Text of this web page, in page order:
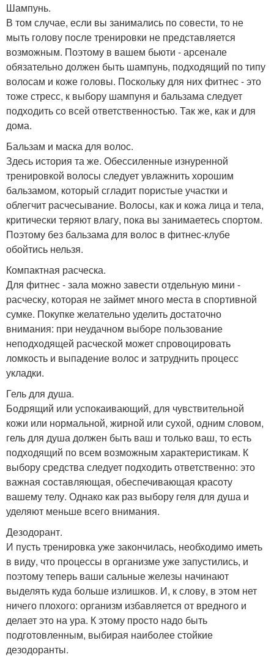
Шампунь.
В том случае, если вы занимались по совести, то не
мыть голову после тренировки не представляется
возможным. Поэтому в вашем бьюти - арсенале
обязательно должен быть шампунь, подходящий по типу
волосам и коже головы. Поскольку для них фитнес - это
тоже стресс, к выбору шампуня и бальзама следует
подходить со всей ответственностью. Так же, как и для
дома.
Бальзам и маска для волос.
Здесь история та же. Обессиленные изнуренной
тренировкой волосы следует увлажнить хорошим
бальзамом, который сгладит пористые участки и
облегчит расчесывание. Волосы, как и кожа лица и тела,
критически теряют влагу, пока вы занимаетесь спортом.
Поэтому без бальзама для волос в фитнес-клубе
обойтись нельзя.
Компактная расческа.
Для фитнес - зала можно завести отдельную мини -
расческу, которая не займет много места в спортивной
сумке. Покупке желательно уделить достаточно
внимания: при неудачном выборе пользование
неподходящей расческой может спровоцировать
ломкость и выпадение волос и затруднить процесс
укладки.
Гель для душа.
Бодрящий или успокаивающий, для чувствительной
кожи или нормальной, жирной или сухой, одним словом,
гель для душа должен быть ваш и только ваш, то есть
подходящий по всем возможным характеристикам. К
выбору средства следует подходить ответственно: это
важная составляющая, обеспечивающая красоту
вашему телу. Однако как раз выбору геля для душа и
уделяют меньше всего внимания.
Дезодорант.
И пусть тренировка уже закончилась, необходимо иметь
в виду, что процессы в организме уже запустились, и
поэтому теперь ваши сальные железы начинают
выделять куда больше излишков. И, к слову, в этом нет
ничего плохого: организм избавляется от вредного и
делает это на ура. К этому просто надо быть
подготовленным, выбирая наиболее стойкие
дезодоранты.